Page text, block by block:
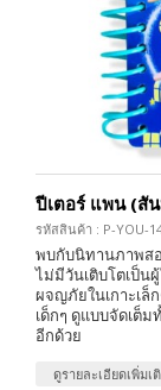
ปีเตอร์ แพน (สั
รหัสสินค้า : P-YOU-
พบกับนิทานภาพสอ
ไม่มีวันเติบโตเป็น
ผจญภัยในเกาะเล็
เด็กๆ ดูแบบจัดเต็
อีกด้วย
ดูรายละเอียดเพิ่มเ